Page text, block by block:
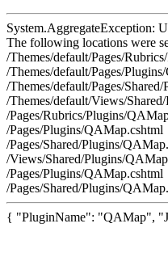
System.AggregateException:
The following locations were
/Themes/default/Pages/
/Themes/default/Pages/
/Themes/default/Pages/
/Themes/default/Views/
/Pages/Rubrics/Plugins/
/Pages/Plugins/QAMap.cshtml
/Pages/Shared/Plugins/
/Views/Shared/Plugins/
/Pages/Plugins/QAMap.cshtml
/Pages/Shared/Plugins/
{ "PluginName": "QAMap",